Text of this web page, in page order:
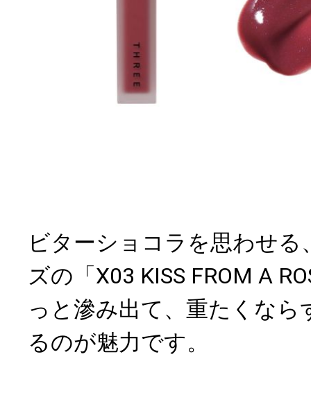
ビターショコラを思わせ
ズの「X03 KISS FROM A
っと滲み出て、重たくなら
るのが魅力です。